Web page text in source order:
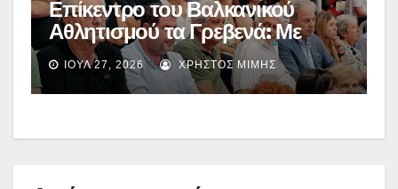
Επίκεντρο του Βαλκανικού
Αθλητισμού τα Γρεβενά: Με
απόλυτη επιτυχία
ολοκληρώθηκε το Πρωτάθλημα
Βόλεϊ Κοριτσιών Κ16 – (εικόνες)
ΙΟΎΛ 27, 2026 ΧΡΉΣΤΟΣ ΜΊΜΗΣ